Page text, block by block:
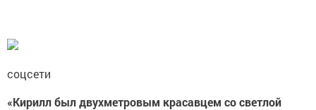
соцсети
«Кирилл был двухметровым красавцем со светлой